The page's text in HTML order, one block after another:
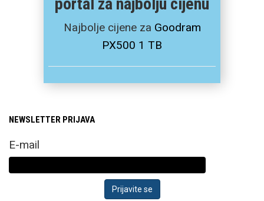
portal za najbolju cijenu
Najbolje cijene za Goodram
PX500 1 TB
NEWSLETTER PRIJAVA
E-mail